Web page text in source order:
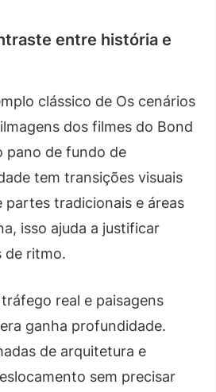
entre história e
clássico de Os cenários
dos filmes do Bond
pano de fundo de
tem transições visuais
tradicionais e áreas
isso ajuda a justificar
de ritmo.
real e paisagens
ganha profundidade.
de arquitetura e
sem precisar